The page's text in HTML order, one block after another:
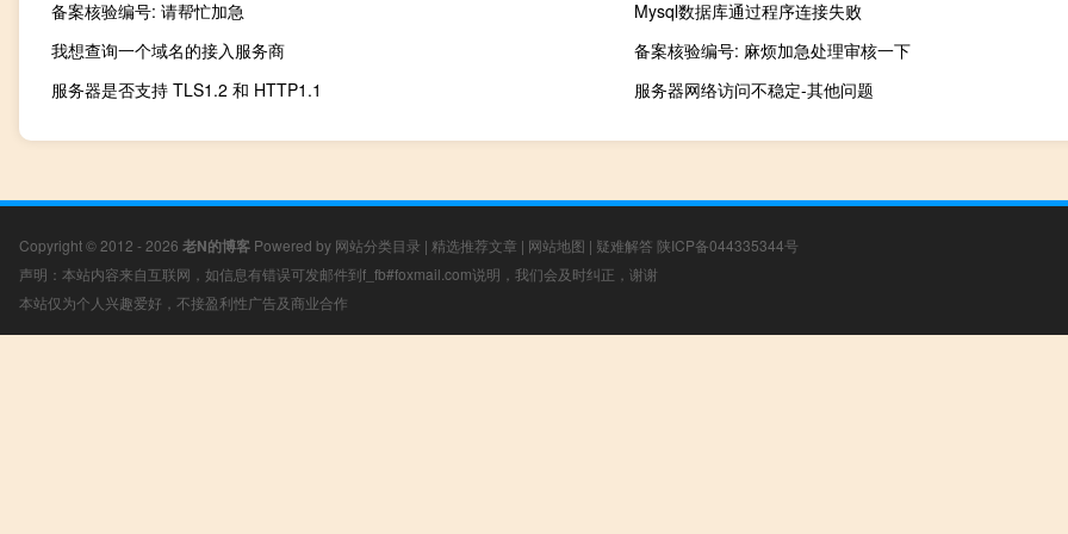
备案核验编号: 请帮忙加急
Mysql数据库通过程序连接失败
我想查询一个域名的接入服务商
备案核验编号: 麻烦加急处理审核一下
服务器是否支持 TLS1.2 和 HTTP1.1
服务器网络访问不稳定-其他问题
Copyright © 2012 - 2026 老N的博客 Powered by 网站分类目录 | 精选推荐文章 | 网站地图 | 疑难解答 陕ICP备044335344号
声明：本站内容来自互联网，如信息有错误可发邮件到f_fb#foxmail.com说明，我们会及时纠正，谢谢
本站仅为个人兴趣爱好，不接盈利性广告及商业合作